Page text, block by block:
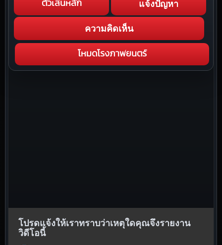
ตัวเล่นหลัก แจ้งปัญหา
ความคิดเห็น
โหมดโรงภาพยนตร์
โปรดแจ้งให้เราทราบว่าเหตุใดคุณจึงรายงาน
วิดีโอนี้